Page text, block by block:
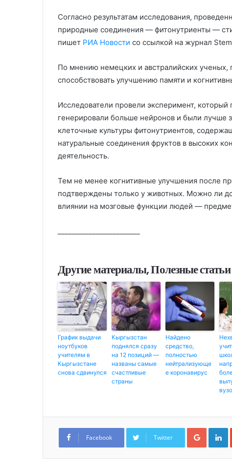
Согласно результатам исследования,
природные соединения — фитонутриенты —
пишет РИА Новости со ссылкой на журнал
По мнению немецких и австралийских ученых,
способствовать улучшению памяти и
Исследователи провели эксперимент,
генерировали больше нейронов и были лучше
клеточные культуры фитонутриентов,
натуральные соединения фруктов в высоких
деятельность.
Тем не менее когнитивные улучшения после
подтверждены только у животных. Можно ли
влиянии на мозговые функции людей —
Другие материалы, Полезные статьи
График выдачи
ноутбуков
учителям в
Кыргызстане
снова сдвинулся
Кыргызстан
поднялся сразу
на 12 позиций —
названы самые
счастливые
страны
Найдено
средство,
полностью
нейтрализующе
е коронавирус
Facebook Twitter
G
g
+
L
k
e
I